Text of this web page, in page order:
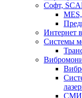
Софт,
Интернет
Системы